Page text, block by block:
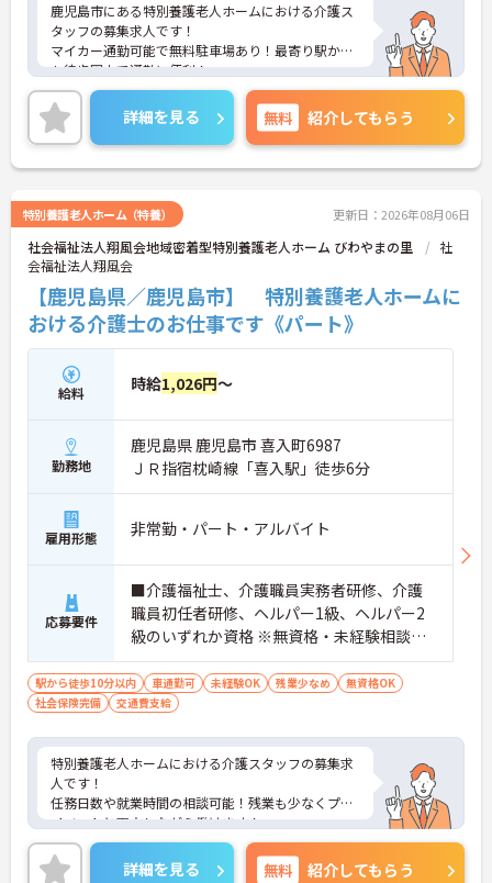
鹿児島市にある特別養護老人ホームにおける介護ス
タッフの募集求人です！
マイカー通勤可能で無料駐車場あり！最寄り駅から
も徒歩圏内で通勤に便利！
残業がほとんどありませんのでお仕事の後の時間も
有効に使えます！
ご興味ある方には、面接のポイントなど、さらに詳
細をお話致しますのでお気軽にご相談ください。
詳細を見る 無料 紹介してもらう
特別養護老人ホーム（特養） 更新日：2026年08月06日
社会福祉法人翔風会地域密着型特別養護老人ホーム びわやまの里
社
会福祉法人翔風会
【鹿児島県／鹿児島市】 特別養護老人ホームに
おける介護士のお仕事です《パート》
給料 時給1,026円～
勤務地
鹿児島県 鹿児島市 喜入町6987
ＪＲ指宿枕崎線「喜入駅」徒歩6分
雇用形態 非常勤・パート・アルバイト
応募要件
■介護福祉士、介護職員実務者研修、介護
職員初任者研修、ヘルパー1級、ヘルパー2
級のいずれか資格 ※無資格・未経験相談可
能
駅から徒歩10分以内 車通勤可 未経験OK 残業少なめ
無資格OK
社会保険完備
交通費支給
特別養護老人ホームにおける介護スタッフの募集求
人です！
任務日数や就業時間の相談可能！残業も少なくプラ
イベートと両立しながら働けます！
ご興味ある方には、面接のポイントなど、さらに詳
細をお話致しますのでお気軽にご相談ください。
詳細を見る 無料 紹介してもらう